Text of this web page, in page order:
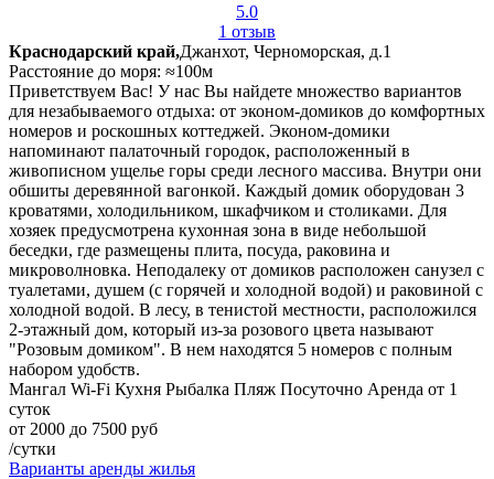
5.0
1 отзыв
Краснодарский край,Джанхот, Черноморская, д.1
Расстояние до моря: ≈100м
Приветствуем Вас! У нас Вы найдете множество вариантов
для незабываемого отдыха: от эконом-домиков до комфортных
номеров и роскошных коттеджей. Эконом-домики
напоминают палаточный городок, расположенный в
живописном ущелье горы среди лесного массива. Внутри они
обшиты деревянной вагонкой. Каждый домик оборудован 3
кроватями, холодильником, шкафчиком и столиками. Для
хозяек предусмотрена кухонная зона в виде небольшой
беседки, где размещены плита, посуда, раковина и
микроволновка. Неподалеку от домиков расположен санузел с
туалетами, душем (с горячей и холодной водой) и раковиной с
холодной водой. В лесу, в тенистой местности, расположился
2-этажный дом, который из-за розового цвета называют
"Розовым домиком". В нем находятся 5 номеров с полным
набором удобств.
Мангал Wi-Fi Кухня Рыбалка Пляж Посуточно Аренда от 1
суток
от 2000 до 7500 руб
/сутки
Варианты аренды жилья